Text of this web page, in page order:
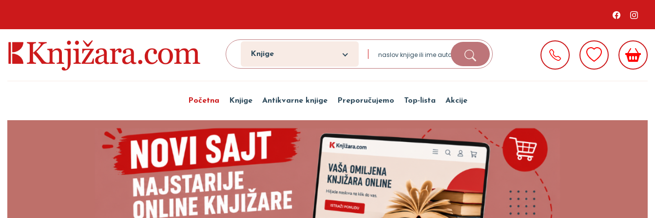
Knjige
Početna Knjige Antikvarne knjige Preporučujemo Top-lista Akcije